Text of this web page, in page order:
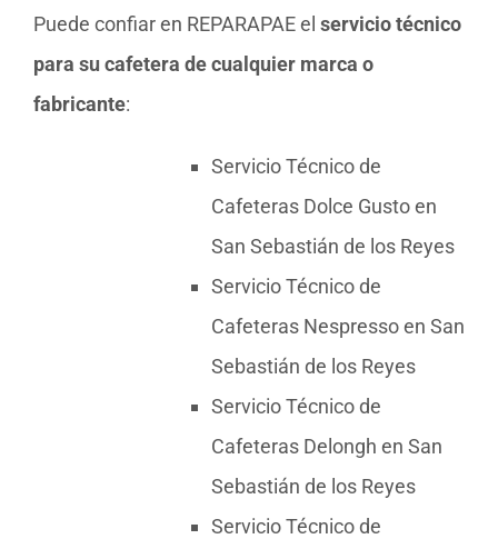
Puede confiar en REPARAPAE el servicio técnico
para su cafetera de cualquier marca o
fabricante:
Servicio Técnico de
Cafeteras Dolce Gusto en
San Sebastián de los Reyes
Servicio Técnico de
Cafeteras Nespresso en San
Sebastián de los Reyes
Servicio Técnico de
Cafeteras Delongh en San
Sebastián de los Reyes
Servicio Técnico de